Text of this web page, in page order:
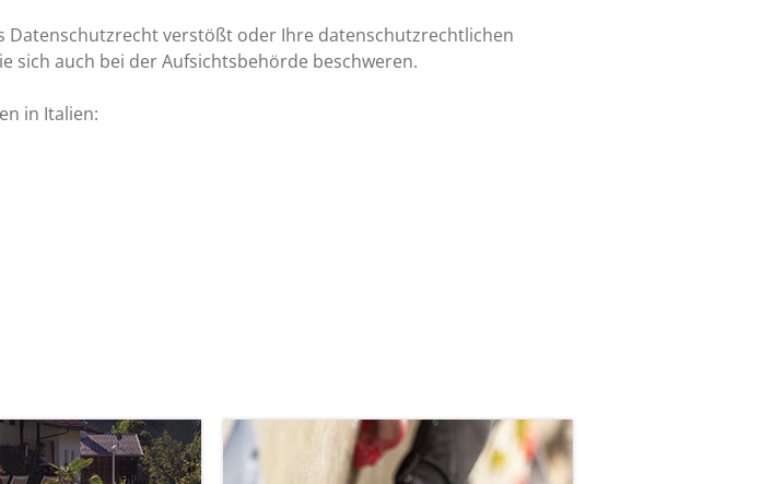
Datenschutzrecht verstößt oder Ihre datenschutzrechtlichen
sich auch bei der Aufsichtsbehörde beschweren.
in Italien: